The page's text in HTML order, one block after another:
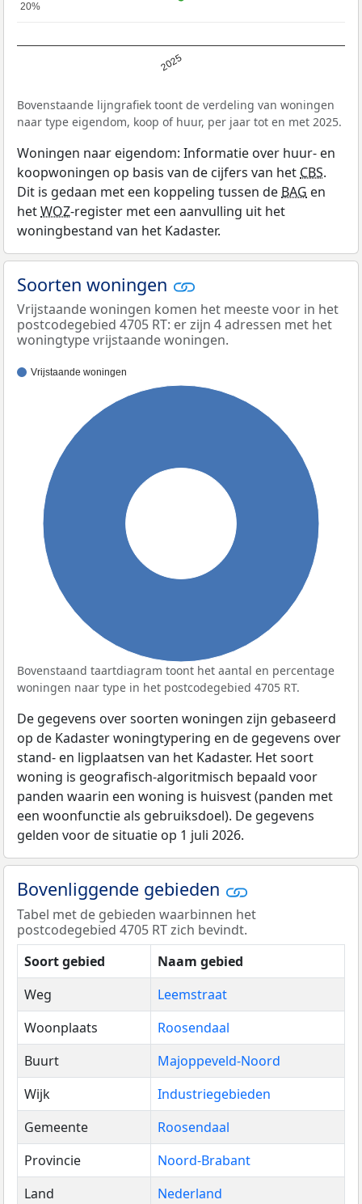
2025
20%
20%
Bovenstaande lijngrafiek toont de verdeling van woningen
naar type eigendom, koop of huur, per jaar tot en met 2025.
Woningen naar eigendom: Informatie over huur- en
koopwoningen op basis van de cijfers van het CBS.
Dit is gedaan met een koppeling tussen de BAG en
hetWOZ-register met een aanvulling uit het
woningbestand van het Kadaster.
Soorten woningen
Vrijstaande woningen komen het meeste voor in het
postcodegebied 4705 RT: er zijn 4 adressen met het
woningtype vrijstaande woningen.
Vrijstaande woningen
Bovenstaand taartdiagram toont het aantal en percentage
woningen naar type in het postcodegebied 4705 RT.
De gegevens over soorten woningen zijn gebaseerd
op de Kadaster woningtypering en de gegevens over
stand- en ligplaatsen van het Kadaster. Het soort
woning is geografisch-algoritmisch bepaald voor
panden waarin een woning is huisvest (panden met
een woonfunctie als gebruiksdoel). De gegevens
gelden voor de situatie op 1 juli 2026.
Bovenliggende gebieden
Tabel met de gebieden waarbinnen het
postcodegebied 4705 RT zich bevindt.
Soort gebied
Naam gebied
Weg
Leemstraat
Woonplaats
Roosendaal
Buurt
Majoppeveld-Noord
Wijk
Industriegebieden
Gemeente
Roosendaal
Provincie
Noord-Brabant
Land
Nederland